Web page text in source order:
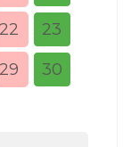
22 23
29 30